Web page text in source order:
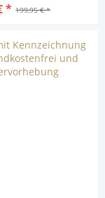
199,95 € *
*